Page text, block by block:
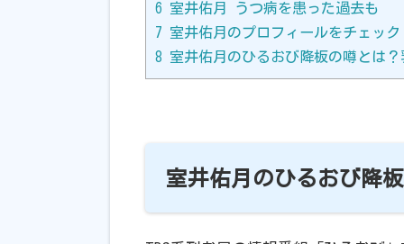
6 室井佑月 うつ病を患った過去も
7 室井佑月のプロフィールをチェック
8 室井佑月のひるおび降板の噂とは
室井佑月のひるおび降